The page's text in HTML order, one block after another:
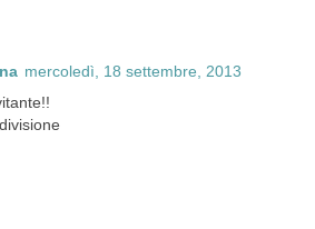
mercoledì, 18 settembre, 2013